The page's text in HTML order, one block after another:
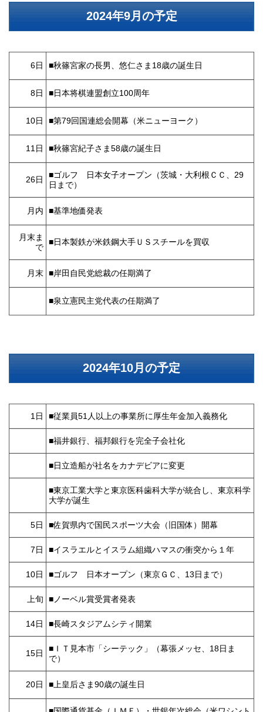
2024年9月の予定
6日 ■秋篠宮家の長男、悠仁さま18歳の誕生日
8日 ■日本将棋連盟創立100周年
10日 ■第79回国連総会開幕（米ニューヨーク）
11日 ■秋篠宮紀子さま58歳の誕生日
26日
■ゴルフ 日本女子オープン（茨城・大利根ＣＣ、29
日まで）
月内 ■基準地価発表
月末ま
で
■日本製鉄が米鉄鋼大手ＵＳスチールを買収
月末 ■岸田自民党総裁の任期満了
■泉立憲民主党代表の任期満了
2024年10月の予定
1日 ■従業員51人以上の事業所に厚生年金加入義務化
■福井銀行、福邦銀行を完全子会社化
■日立造船が社名をカナデビアに変更
■東京工業大学と東京医科歯科大学が統合し、東京科学
大学が誕生
5日 ■佐賀県内で国民スポーツ大会（旧国体）開幕
7日 ■イスラエルとイスラム組織ハマスの衝突から１年
10日 ■ゴルフ 日本オープン（東京ＧＣ、13日まで）
上旬 ■ノーベル賞受賞者発表
14日 ■長崎スタジアムシティ開業
15日
■ＩＴ見本市「シーテック」（幕張メッセ、18日ま
で）
20日 ■上皇后さま90歳の誕生日